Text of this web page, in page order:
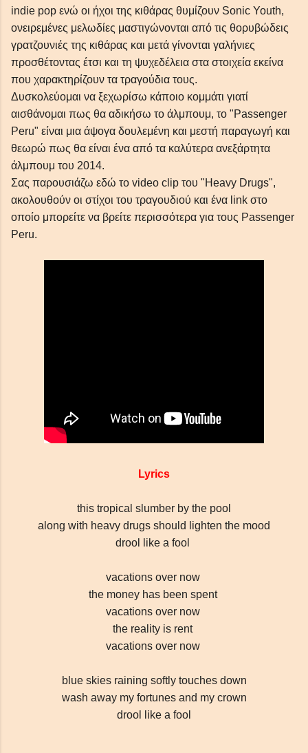
indie pop ενώ οι ήχοι της κιθάρας θυμίζουν Sonic Youth,
ονειρεμένες μελωδίες μαστιγώνονται από τις θορυβώδεις
γρατζουνιές της κιθάρας και μετά γίνονται γαλήνιες
προσθέτοντας έτσι και τη ψυχεδέλεια στα στοιχεία εκείνα
που χαρακτηρίζουν τα τραγούδια τους.
Δυσκολεύομαι να ξεχωρίσω κάποιο κομμάτι γιατί
αισθάνομαι πως θα αδικήσω το άλμπουμ, το "Passenger
Peru" είναι μια άψογα δουλεμένη και μεστή παραγωγή και
θεωρώ πως θα είναι ένα από τα καλύτερα ανεξάρτητα
άλμπουμ του 2014.
Σας παρουσιάζω εδώ το video clip του "Heavy Drugs",
ακολουθούν οι στίχοι του τραγουδιού και ένα link στο
οποίο μπορείτε να βρείτε περισσότερα για τους Passenger
Peru.
Lyrics
this tropical slumber by the pool
along with heavy drugs should lighten the mood
drool like a fool
vacations over now
the money has been spent
vacations over now
the reality is rent
vacations over now
blue skies raining softly touches down
wash away my fortunes and my crown
drool like a fool